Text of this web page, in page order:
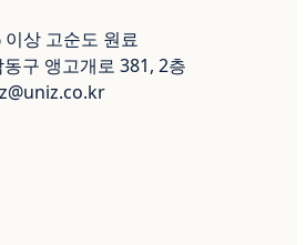
이상 고순도 원료
구 앵고개로 381, 2층